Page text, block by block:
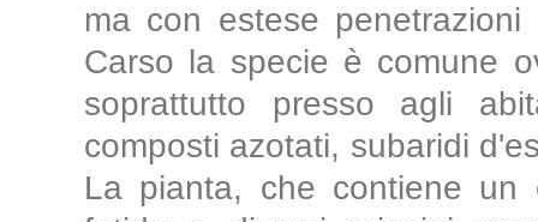
ma con estese
Carso la specie è comune
soprattutto presso agli
composti azotati, subaridi
La pianta, che contiene un